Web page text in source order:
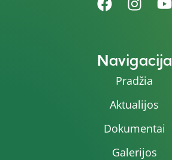
Navigacija
Pradžia
Aktualijos
Dokumentai
Galerijos